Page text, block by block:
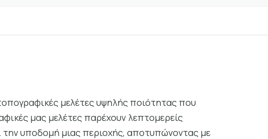
μελέτες υψηλής ποιότητας που
μας μελέτες παρέχουν λεπτομερείς
υποδομή μιας περιοχής, αποτυπώνοντας με